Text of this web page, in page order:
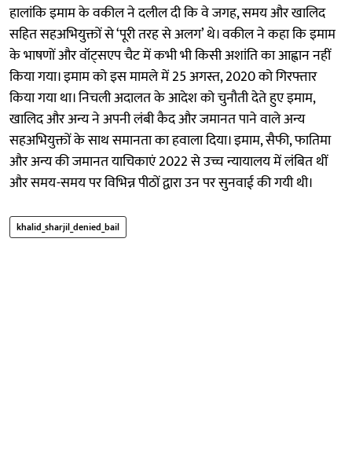
हालांकि इमाम के वकील ने दलील दी कि वे जगह, समय और खालिद
सहित सहअभियुक्तों से ‘पूरी तरह से अलग’ थे। वकील ने कहा कि इमाम
के भाषणों और वॉट्सएप चैट में कभी भी किसी अशांति का आह्वान नहीं
किया गया। इमाम को इस मामले में 25 अगस्त, 2020 को गिरफ्तार
किया गया था। निचली अदालत के आदेश को चुनौती देते हुए इमाम,
खालिद और अन्य ने अपनी लंबी कैद और जमानत पाने वाले अन्य
सहअभियुक्तों के साथ समानता का हवाला दिया। इमाम, सैफी, फातिमा
और अन्य की जमानत याचिकाएं 2022 से उच्च न्यायालय में लंबित थीं
और समय-समय पर विभिन्न पीठों द्वारा उन पर सुनवाई की गयी थी।
khalid_sharjil_denied_bail